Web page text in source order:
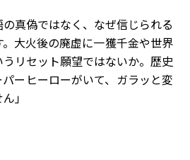
真偽ではなく、なぜ信じられる
大火後の廃虚に一獲千金や世界
リセット願望ではないか。歴史
ーヒーローがいて、ガラッと変
」